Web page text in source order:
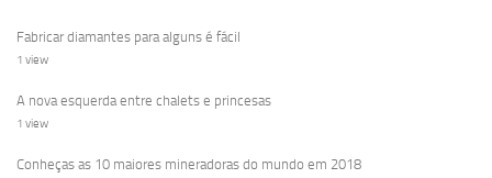
Fabricar diamantes para alguns é fácil
1 view
A nova esquerda entre chalets e princesas
1 view
Conheças as 10 maiores mineradoras do mundo em 2018